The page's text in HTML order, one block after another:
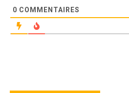
0 COMMENTAIRES